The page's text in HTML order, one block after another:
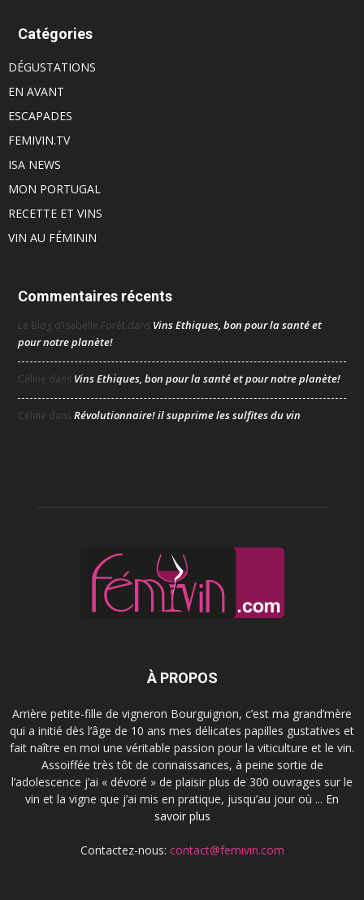
Catégories
DÉGUSTATIONS
EN AVANT
ESCAPADES
FEMIVIN.TV
ISA NEWS
MON PORTUGAL
RECETTE ET VINS
VIN AU FÉMININ
Commentaires récents
Le Blog d’Isabelle Forêt dans Vins Ethiques, bon pour la santé et
pour notre planète!
Céline dans Vins Ethiques, bon pour la santé et pour notre planète!
Céline dansRévolutionnaire! il supprime les sulfites du vin
À PROPOS
Arrière petite-fille de vigneron Bourguignon, c’est ma grand’mère
qui a initié dès l’âge de 10 ans mes délicates papilles gustatives et
fait naître en moi une véritable passion pour la viticulture et le vin.
Assoiffée très tôt de connaissances, à peine sortie de
l’adolescence j’ai « dévoré » de plaisir plus de 300 ouvrages sur le
vin et la vigne que j’ai mis en pratique, jusqu’au jour où ... En
savoir plus
Contactez-nous: contact@femivin.com